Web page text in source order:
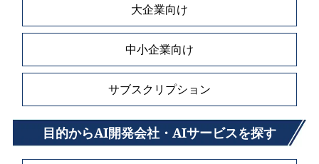
大企業向け
中小企業向け
サブスクリプション
目的からAI開発会社・AIサービスを探す